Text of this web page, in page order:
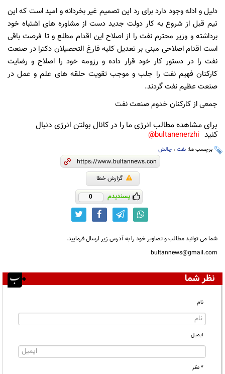
دلیل و ادله وجود دارد برای رد این تصمیم غیر بخردانه و امید است که این
تیم قبل از شروع به کار دولت جدید دست از مشاوره های اشتباه خود
برداشته و وزیر محترم نفت را از اصلاح این اقدام مطلع و تا فرصت باقی
است اقدام اصلاحی مبنی بر تعدیل کلیه فارغ التحصیلان دکترا در صنعت
نفت را در دستور کار خود قرار داده و رزومه خود را اصلاح و رضایت
کارکنان فهیم نفت را جلب و موجب تقویت حلقه های علم و عمل در
صنعت عظیم نفت گردند.
جمعی از کارکنان خدوم صنعت نفت
برای مشاهده مطالب انرژی ما را در کانال بولتن انرژی دنبال
کنید bultanenerzhi@
برچسب ها: نفت ، چالش
گزارش خطا
پسندیدم 0
شما می توانید مطالب و تصاویر خود را به آدرس زیر ارسال فرمایید.
bultannews@gmail.com
نظر شما
نام
ایمیل
* نظر